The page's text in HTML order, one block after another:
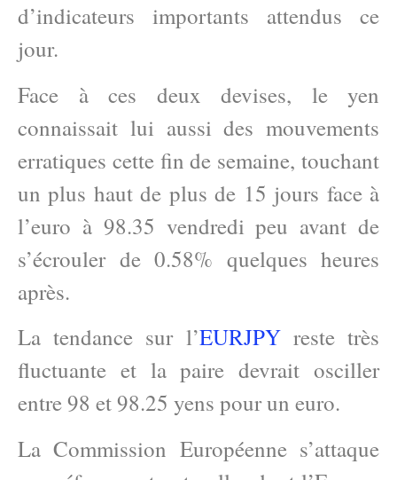
d’indicateurs importants attendus ce
jour.
Face à ces deux devises, le yen
connaissait lui aussi des mouvements
erratiques cette fin de semaine, touchant
un plus haut de plus de 15 jours face à
l’euro à 98.35 vendredi peu avant de
s’écrouler de 0.58% quelques heures
après.
La tendance sur l’EURJPYreste très
fluctuante et la paire devrait osciller
entre 98 et 98.25 yens pour un euro.
La Commission Européenne s’attaque